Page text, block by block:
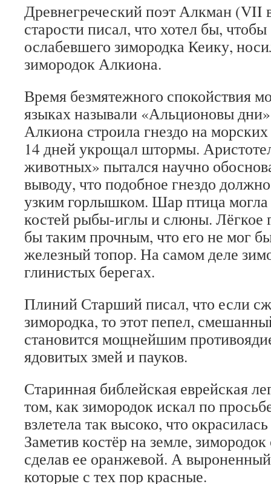
Древнегреческий поэт Алкман (VII
старости писал, что хотел бы,
ослабевшего зимородка Кеику,
зимородок Алкиона.
Время безмятежного спокойствия
языках называли «Альционовы
Алкиона строила гнездо на
14 дней укрощал штормы.
животных» пытался научно
выводу, что подобное гнездо
узким горлышком. Шар птица могла
костей рыбы-иглы и слюны. Лёгкое
бы таким прочным, что его не мог
железный топор. На самом деле
глинистых берегах.
Плиний Старший писал, что если
зимородка, то этот пепел,
становится мощнейшим
ядовитых змей и пауков.
Старинная библейская еврейская
том, как зимородок искал по
взлетела так высоко, что
Заметив костёр на земле,
сделав ее оранжевой. А
которые с тех пор красные.